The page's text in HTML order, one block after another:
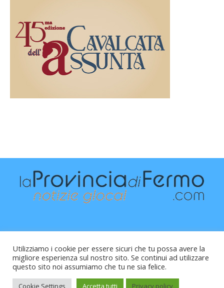
Raffaele Vitali - via Leopardi 10 - 61121 Pesaro (PU) -
Cod.Fisc VTLRFL77B02L500Y - Testata giornalistica, aut.
Utilizziamo i cookie per essere sicuri che tu possa avere la
migliore esperienza sul nostro sito. Se continui ad utilizzare
questo sito noi assumiamo che tu ne sia felice.
Cookie Settings Accetta tutti Privacy policy